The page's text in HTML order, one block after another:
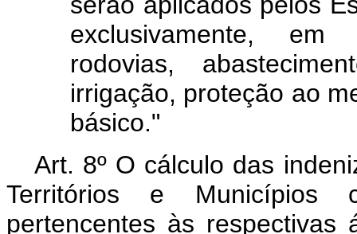
exclusivamente, em
rodovias,
irrigação, proteção ao
básico."
Art. 8º O cálculo das
Territórios e Municípios
pertencentes às respectivas